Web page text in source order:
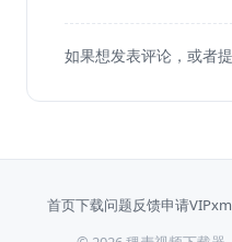
如果想发表评论，或者
首页下载问题反馈申请VIP